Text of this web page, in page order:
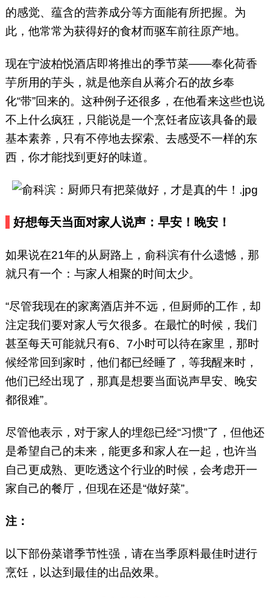
的感觉、蕴含的营养成分等方面能有所把握。为
此，他常常为获得好的食材而驱车前往原产地。
现在宁波柏悦酒店即将推出的季节菜——奉化荷香
芋所用的芋头，就是他亲自从蒋介石的故乡奉
化“带”回来的。这种例子还很多，在他看来这些也说
不上什么疯狂，只能说是一个烹饪者应该具备的最
基本素养，只有不停地去探索、去感受不一样的东
西，你才能找到更好的味道。
好想每天当面对家人说声：早安！晚安！
如果说在21年的从厨路上，俞科滨有什么遗憾，那
就只有一个：与家人相聚的时间太少。
“尽管我现在的家离酒店并不远，但厨师的工作，却
注定我们要对家人亏欠很多。在最忙的时候，我们
甚至每天可能就只有6、7小时可以待在家里，那时
候经常回到家时，他们都已经睡了，等我醒来时，
他们已经出现了，那真是想要当面说声早安、晚安
都很难”。
尽管他表示，对于家人的埋怨已经“习惯”了，但他还
是希望自己的未来，能更多和家人在一起，也许当
自己更成熟、更吃透这个行业的时候，会考虑开一
家自己的餐厅，但现在还是“做好菜”。
注：
以下部份菜谱季节性强，请在当季原料最佳时进行
烹饪，以达到最佳的出品效果。